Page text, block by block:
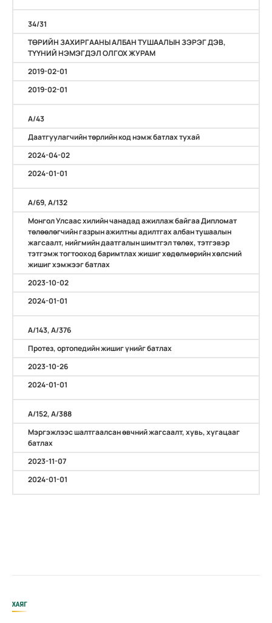
34/31
ТӨРИЙН ЗАХИРГААНЫ АЛБАН ТУШААЛЫН ЗЭРЭГ ДЭВ,
ТҮҮНИЙ НЭМЭГДЭЛ ОЛГОХ ЖУРАМ
2019-02-01
2019-02-01
A/43
Даатгуулагчийн төрлийн код нэмж батлах тухай
2024-04-02
2024-01-01
А/69, А/132
Монгол Улсаас хилийн чанадад ажиллаж байгаа Дипломат
төлөөлөгчийн газрын ажилтны адилтгах албан тушаалын
жагсаалт, нийгмийн даатгалын шимтгэл төлөх, тэтгэвэр
тэтгэмж тогтооход баримтлах жишиг хөдөлмөрийн хөлсний
жишиг хэмжээг батлах
2023-10-02
2024-01-01
А/143, А/376
Протез, ортопедийн жишиг үнийг батлах
2023-10-26
2024-01-01
А/152, А/388
Мэргэжлээс шалтгаалсан өвчний жагсаалт, хувь, хугацааг
батлах
2023-11-07
2024-01-01
ХАЯГ